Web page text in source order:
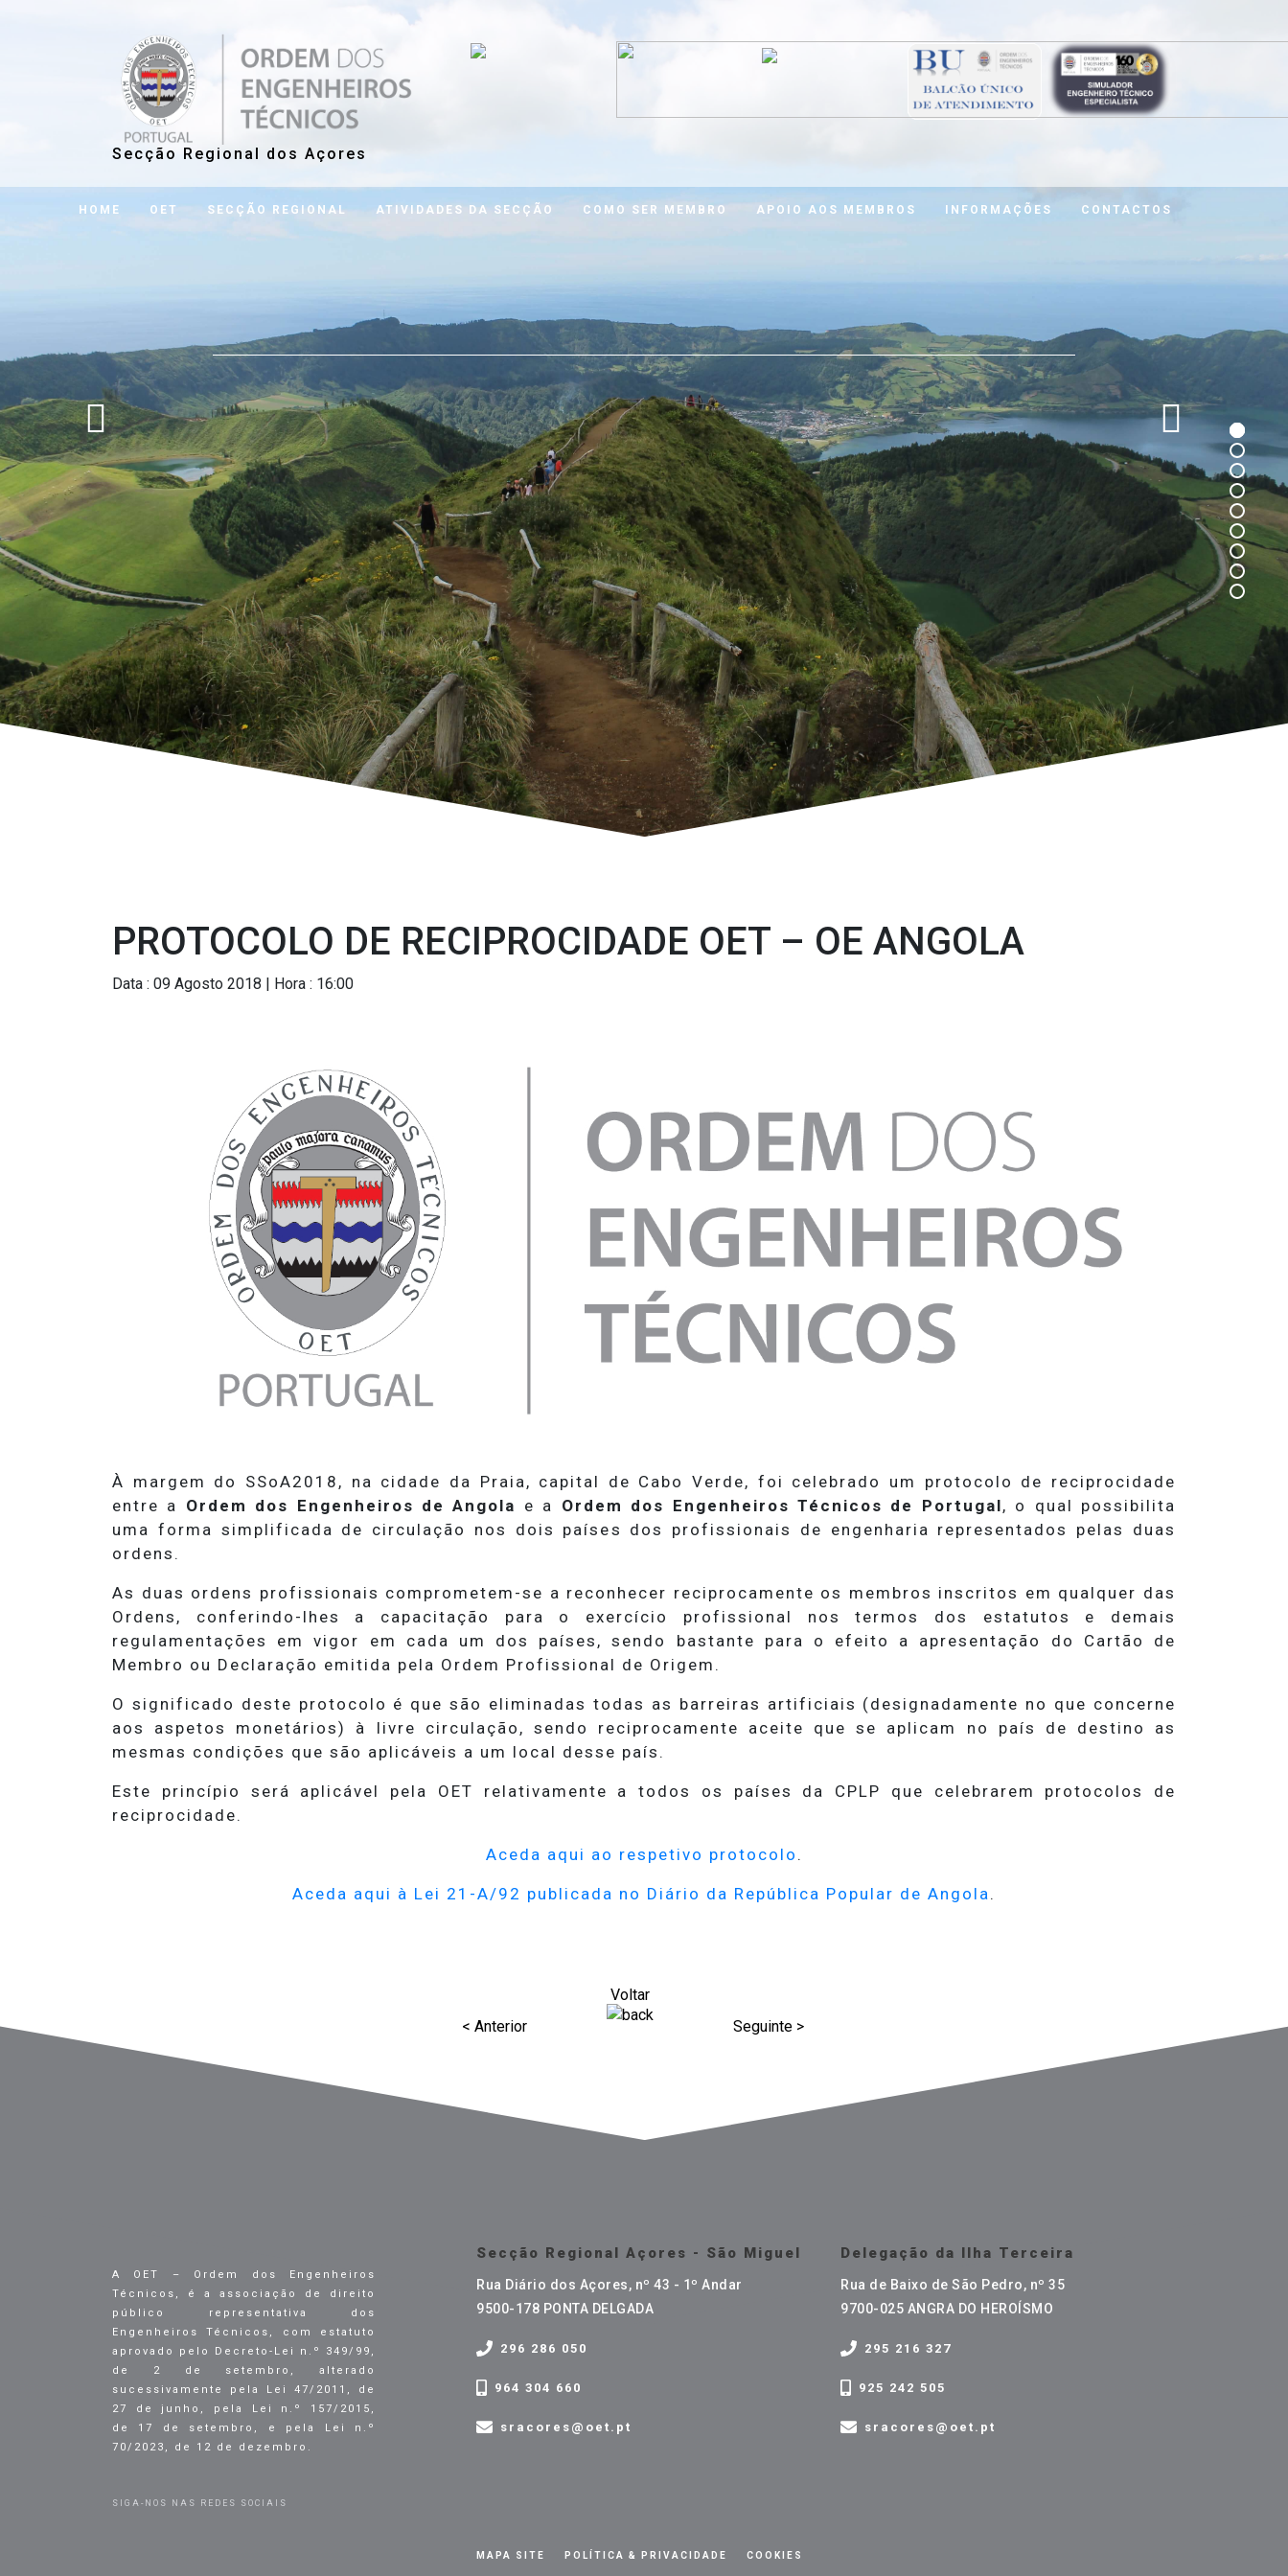
Secção Regional dos Açores
HOME OET SECÇÃO REGIONAL ATIVIDADES DA SECÇÃO COMO SER MEMBRO APOIO AOS MEMBROS INFORMAÇÕES CONTACTOS
PROTOCOLO DE RECIPROCIDADE OET – OE ANGOLA
Data : 09 Agosto 2018 | Hora : 16:00
À margem do SSoA2018, na cidade da Praia, capital de Cabo Verde, foi celebrado um protocolo de reciprocidade
entre a Ordem dos Engenheiros de Angola e a Ordem dos Engenheiros Técnicos de Portugal, o qual possibilita
uma forma simplificada de circulação nos dois países dos profissionais de engenharia representados pelas duas
ordens.
As duas ordens profissionais comprometem-se a reconhecer reciprocamente os membros inscritos em qualquer das
Ordens, conferindo-lhes a capacitação para o exercício profissional nos termos dos estatutos e demais
regulamentações em vigor em cada um dos países, sendo bastante para o efeito a apresentação do Cartão de
Membro ou Declaração emitida pela Ordem Profissional de Origem.
O significado deste protocolo é que são eliminadas todas as barreiras artificiais (designadamente no que concerne
aos aspetos monetários) à livre circulação, sendo reciprocamente aceite que se aplicam no país de destino as
mesmas condições que são aplicáveis a um local desse país.
Este princípio será aplicável pela OET relativamente a todos os países da CPLP que celebrarem protocolos de
reciprocidade.
Aceda aqui ao respetivo protocolo .
Aceda aqui à Lei 21-A/92 publicada no Diário da República Popular de Angola.
< Anterior
Voltar
Seguinte >
A OET – Ordem dos Engenheiros
Técnicos, é a associação de direito
público representativa dos
Engenheiros Técnicos, com estatuto
aprovado pelo Decreto-Lei n.º 349/99,
de 2 de setembro, alterado
sucessivamente pela Lei 47/2011, de
27 de junho, pela Lei n.º 157/2015,
de 17 de setembro, e pela Lei n.º
70/2023, de 12 de dezembro.
Secção Regional Açores - São Miguel
Rua Diário dos Açores, nº 43 - 1º Andar
9500-178 PONTA DELGADA
296 286 050
964 304 660
sracores@oet.pt
Delegação da Ilha Terceira
Rua de Baixo de São Pedro, nº 35
9700-025 ANGRA DO HEROÍSMO
295 216 327
925 242 505
sracores@oet.pt
SIGA-NOS NAS REDES SOCIAIS
MAPA SITE POLÍTICA & PRIVACIDADE COOKIES